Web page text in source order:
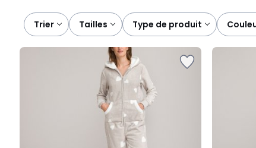
Trier tailles type de produit